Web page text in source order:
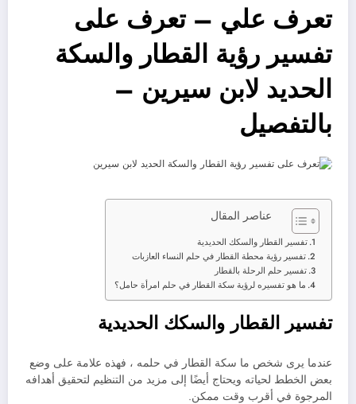
تعرف علي – تعرف على
تفسير رؤية القطار والسكة
الحديد لابن سيرين –
بالتفصيل
عناصر المقال
تفسير القطار والسكك الحديدية
تفسير رؤية محطة القطار في حلم النساء العازبات
تفسير حلم الرحلة بالقطار
ما هو تفسيره لرؤية سكة القطار في حلم امرأة حامل؟
تفسير القطار والسكك الحديدية
عندما يرى شخص ما سكة القطار في حلمه ، فهذه علامة على وضع
بعض الخطط لحياته ويحتاج أيضًا إلى مزيد من التنظيم لتحقيق أهدافه
المرجوة في أقرب وقت ممكن.